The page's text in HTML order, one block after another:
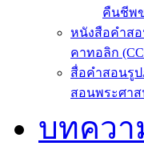
คืนชีพข
หนังสือคำส
คาทอลิก
สื่อคำสอนรู
สอนพระศาส
บทควา